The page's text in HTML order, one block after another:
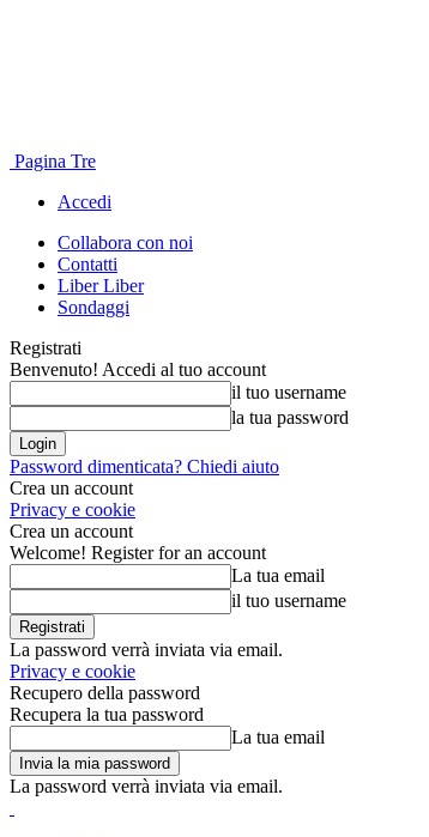
Pagina Tre
Accedi
Collabora con noi
Contatti
Liber Liber
Sondaggi
Registrati
Benvenuto! Accedi al tuo account
il tuo username
la tua password
Password dimenticata? Chiedi aiuto
Crea un account
Privacy e cookie
Crea un account
Welcome! Register for an account
La tua email
il tuo username
La password verrà inviata via email.
Privacy e cookie
Recupero della password
Recupera la tua password
La tua email
La password verrà inviata via email.